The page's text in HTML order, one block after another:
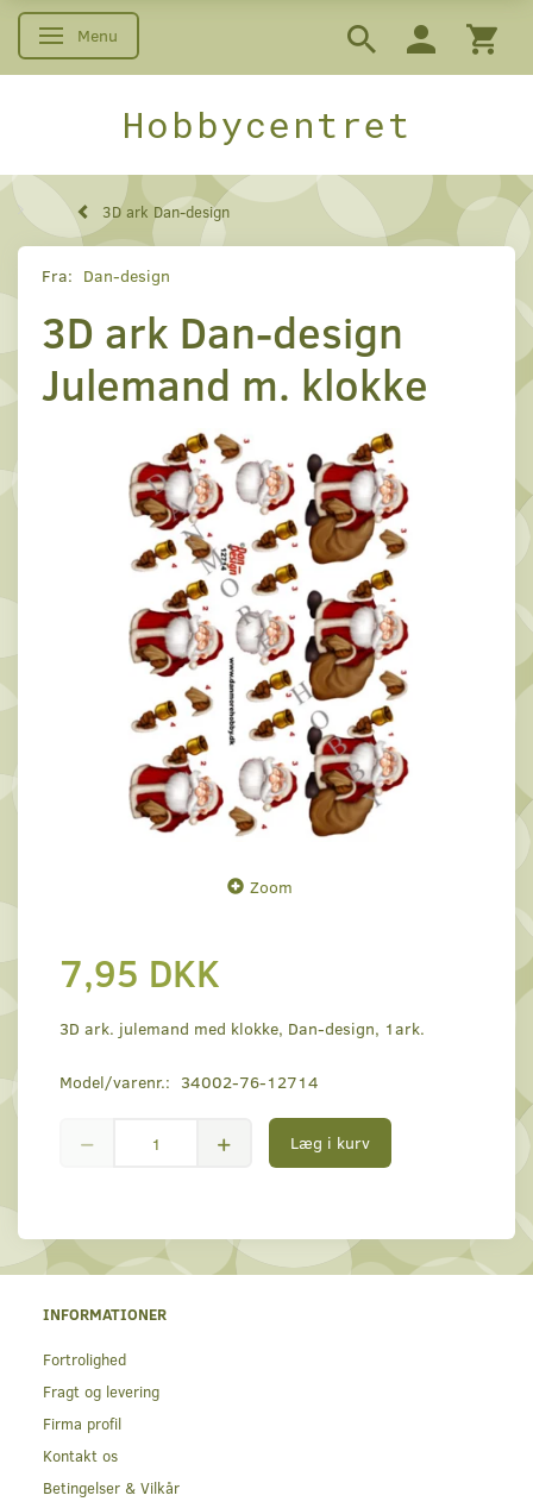
Skifte navigation
Menu
Hobbycentret
3D ark Dan-design
Fra: Dan-design
3D ark Dan-design
Julemand m. klokke
Zoom
7,95 DKK
3D ark. julemand med klokke, Dan-design, 1ark.
Model/varenr.: 34002-76-12714
Læg i kurv
INFORMATIONER
Fortrolighed
Fragt og levering
Firma profil
Kontakt os
Betingelser & Vilkår